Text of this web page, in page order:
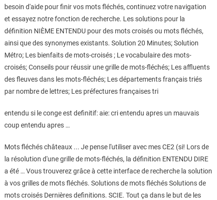
besoin d'aide pour finir vos mots fléchés, continuez votre navigation
et essayez notre fonction de recherche. Les solutions pour la
définition NIÈME ENTENDU pour des mots croisés ou mots fléchés,
ainsi que des synonymes existants. Solution 20 Minutes; Solution
Métro; Les bienfaits de mots-croisés ; Le vocabulaire des mots-
croisés; Conseils pour réussir une grille de mots-fléchés; Les affluents
des fleuves dans les mots-fléchés; Les départements français triés
par nombre de lettres; Les préfectures françaises tri
entendu si le conge est definitif: aie: cri entendu apres un mauvais
coup entendu apres …
Mots fléchés châteaux ... Je pense l'utiliser avec mes CE2 (si! Lors de
la résolution d'une grille de mots-fléchés, la définition ENTENDU DIRE
a été … Vous trouverez grâce à cette interface de recherche la solution
à vos grilles de mots fléchés. Solutions de mots fléchés Solutions de
mots croisés Dernières definitions. SCIE. Tout ça dans le but de les